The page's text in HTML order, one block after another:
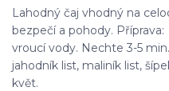
Lahodný čaj vhodný na
bezpečí a pohody.
vroucí vody. Nechte 3-5
jahodník list, maliník list,
květ.